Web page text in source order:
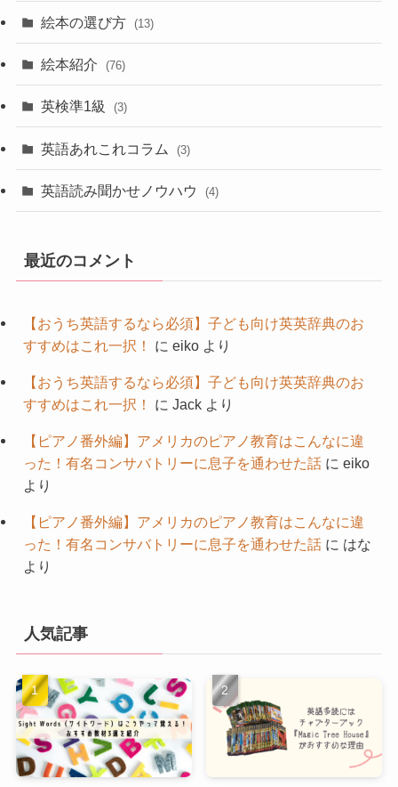
絵本の選び方 (13)
絵本紹介 (76)
英検準1級 (3)
英語あれこれコラム (3)
英語読み聞かせノウハウ (4)
最近のコメント
【おうち英語するなら必須】子ども向け英英辞典のお
すすめはこれ一択！
に eikoより
【おうち英語するなら必須】子ども向け英英辞典のお
すすめはこれ一択！
に Jackより
【ピアノ番外編】アメリカのピアノ教育はこんなに違
った！有名コンサバトリーに息子を通わせた話に eiko
より
【ピアノ番外編】アメリカのピアノ教育はこんなに違
った！有名コンサバトリーに息子を通わせた話に はな
より
人気記事